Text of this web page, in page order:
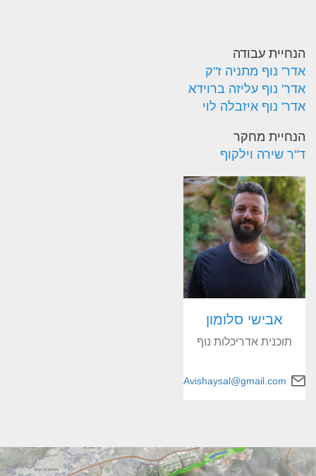
הנחיית עבודה
אדר' נוף מתניה ז"ק
אדר' נוף עליזה ברוידא
אדר' נוף איזבלה לוי
הנחיית מחקר
ד"ר שירה וילקוף
אבישי סלומון
תוכנית אדריכלות נוף
Avishaysal@gmail.com